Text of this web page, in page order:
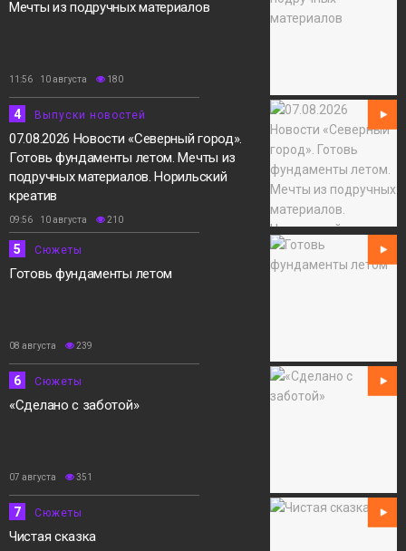
Мечты из подручных материалов
11:56 10 августа 180
4 Выпуски новостей
07.08.2026 Новости «Северный город».
Готовь фундаменты летом. Мечты из
подручных материалов. Норильский
креатив
09:56 10 августа 210
5 Сюжеты
Готовь фундаменты летом
08 августа 239
6 Сюжеты
«Сделано с заботой»
07 августа 351
7 Сюжеты
Чистая сказка